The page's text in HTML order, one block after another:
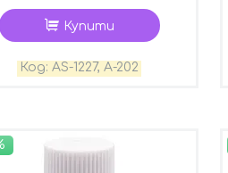
Купити
AS-1227, А-202